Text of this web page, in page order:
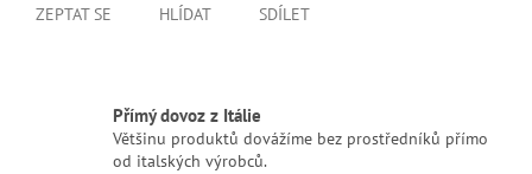
ZEPTAT SE HLÍDAT SDÍLET
Přímý dovoz z Itálie
Většinu produktů dovážíme bez prostředníků přímo
od italských výrobců.